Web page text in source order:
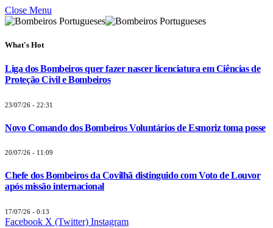
Close Menu
What's Hot
Liga dos Bombeiros quer fazer nascer licenciatura em Ciências de
Proteção Civil e Bombeiros
23/07/26 - 22:31
Novo Comando dos Bombeiros Voluntários de Esmoriz toma posse
20/07/26 - 11:09
Chefe dos Bombeiros da Covilhã distinguido com Voto de Louvor
após missão internacional
17/07/26 - 0:13
Facebook X (Twitter) Instagram